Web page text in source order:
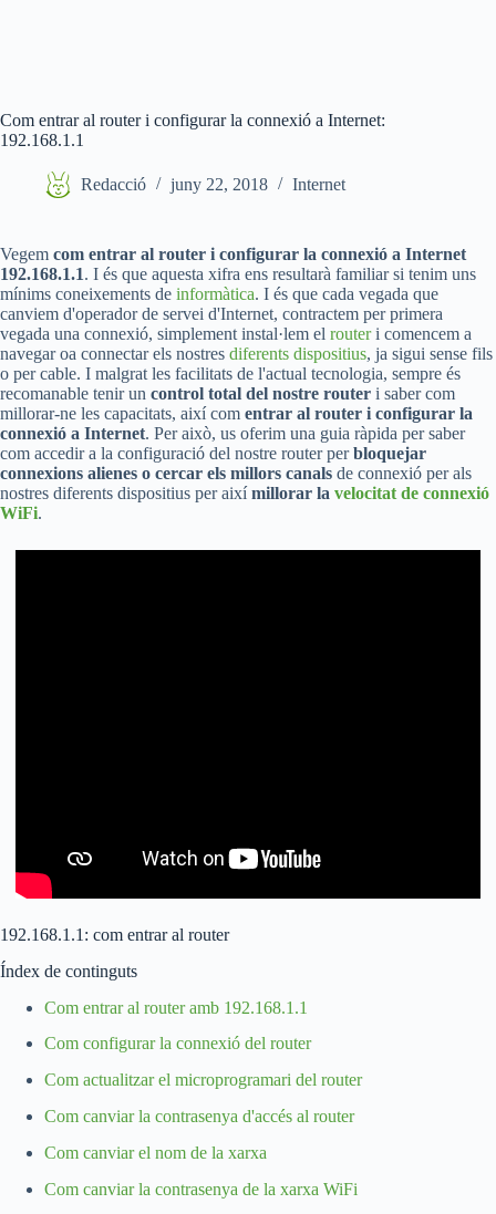
Com entrar al router i configurar la connexió a Internet:
192.168.1.1
Redacció juny 22, 2018 Internet
Vegem com entrar al router i configurar la connexió a Internet
192.168.1.1. I és que aquesta xifra ens resultarà familiar si tenim uns
mínims coneixements de informàtica. I és que cada vegada que
canviem d'operador de servei d'Internet, contractem per primera
vegada una connexió, simplement instal·lem el routeri comencem a
navegar oa connectar els nostres diferents dispositius, ja sigui sense fils
o per cable. I malgrat les facilitats de l'actual tecnologia, sempre és
recomanable tenir un control total del nostre router i saber com
millorar-ne les capacitats, així com entrar al router i configurar la
connexió a Internet. Per això, us oferim una guia ràpida per saber
com accedir a la configuració del nostre router perbloquejar
connexions alienes o cercar els millors canals de connexió per als
nostres diferents dispositius per aixímillorar la velocitat de connexió
WiFi.
192.168.1.1: com entrar al router
Índex de continguts
Com entrar al router amb 192.168.1.1
Com configurar la connexió del router
Com actualitzar el microprogramari del router
Com canviar la contrasenya d'accés al router
Com canviar el nom de la xarxa
Com canviar la contrasenya de la xarxa WiFi